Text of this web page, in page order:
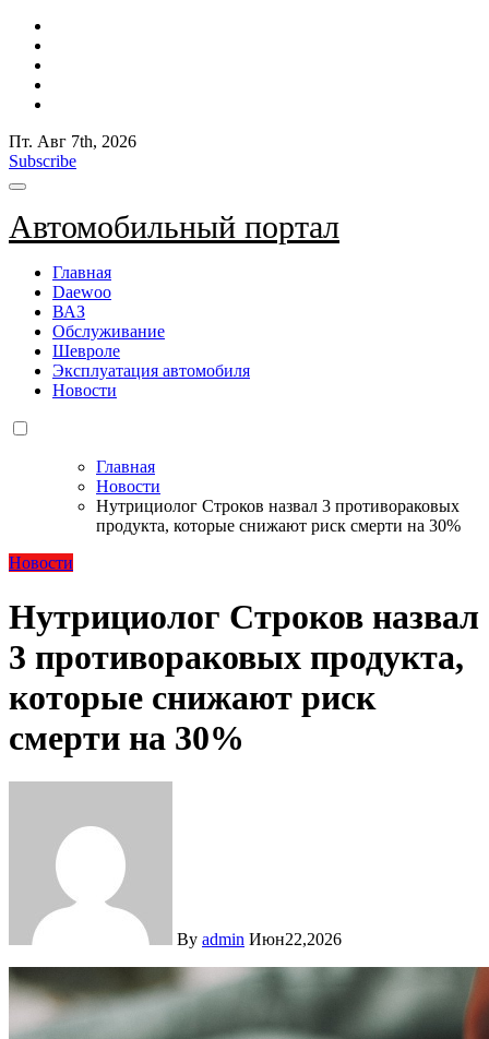
Пт. Авг 7th, 2026
Subscribe
Автомобильный портал
Главная
Daewoo
ВАЗ
Обслуживание
Шевроле
Эксплуатация автомобиля
Новости
Главная
Новости
Нутрициолог Строков назвал 3 противораковых
продукта, которые снижают риск смерти на 30%
Новости
Нутрициолог Строков назвал
3 противораковых продукта,
которые снижают риск
смерти на 30%
By admin Июн22,2026